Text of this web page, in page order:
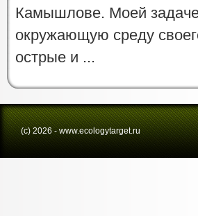
Камышлове. Моей
окружающую среду
острые и ...
(с) 2026 - www.ecologytarget.ru